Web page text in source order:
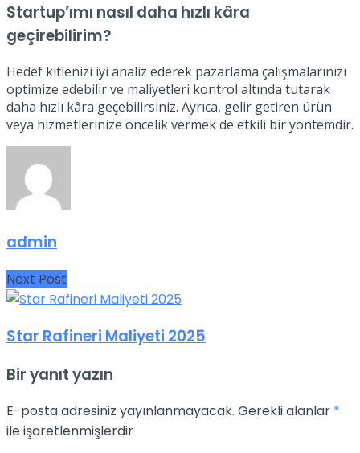
Startup’ımı nasıl daha hızlı kâra
geçirebilirim?
Hedef kitlenizi iyi analiz ederek pazarlama çalışmalarınızı
optimize edebilir ve maliyetleri kontrol altında tutarak
daha hızlı kâra geçebilirsiniz. Ayrıca, gelir getiren ürün
veya hizmetlerinize öncelik vermek de etkili bir yöntemdir.
admin
Next Post
Star Rafineri Maliyeti 2025
Bir yanıt yazın
E-posta adresiniz yayınlanmayacak. Gerekli alanlar *
ile işaretlenmişlerdir